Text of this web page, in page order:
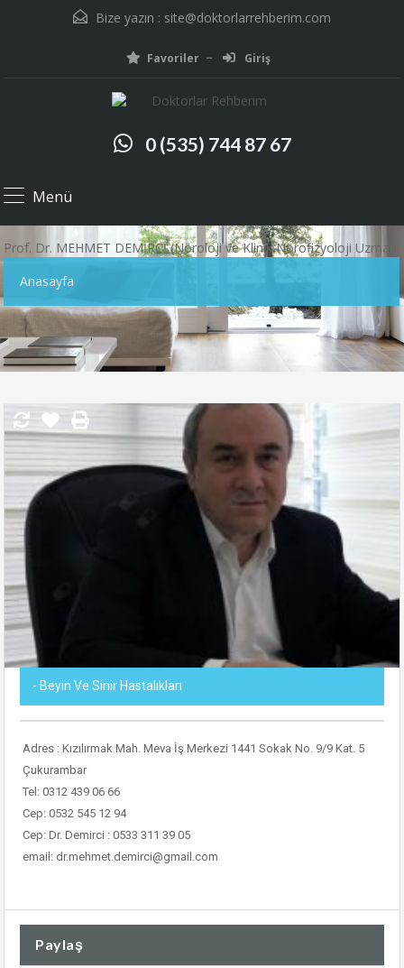
Bize yazın : site@doktorlarrehberim.com
Favoriler Giriş
0 (535) 744 87 67
Menü
Prof. Dr. MEHMET DEMİRCİ (Nöroloji ve Klinik Nörofizyoloji Uzmanı
Anasayfa
- Beyin Ve Sinir Hastalıkları
Adres : Kızılırmak Mah. Meva İş Merkezi 1441 Sokak No. 9/9 Kat. 5
Çukurambar
Tel: 0312 439 06 66
Cep: 0532 545 12 94
Cep: Dr. Demirci : 0533 311 39 05
email: dr.mehmet.demirci@gmail.com
Paylaş